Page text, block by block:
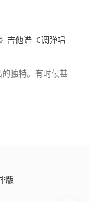
吉他谱 C调弹唱
独特。有时候甚
版